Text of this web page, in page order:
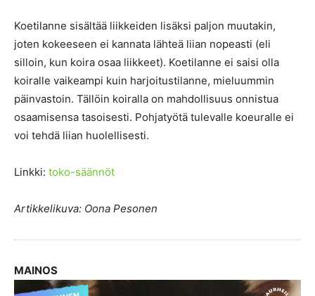
Koetilanne sisältää liikkeiden lisäksi paljon muutakin,
joten kokeeseen ei kannata lähteä liian nopeasti (eli
silloin, kun koira osaa liikkeet). Koetilanne ei saisi olla
koiralle vaikeampi kuin harjoitustilanne, mieluummin
päinvastoin. Tällöin koiralla on mahdollisuus onnistua
osaamisensa tasoisesti. Pohjatyötä tulevalle koeuralle ei
voi tehdä liian huolellisesti.
Linkki: toko-säännöt
Artikkelikuva: Oona Pesonen
MAINOS